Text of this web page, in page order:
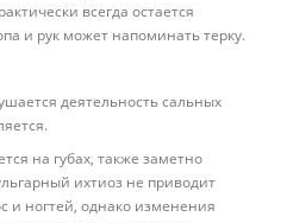
всегда остается
и рук может напоминать терку.
деятельность сальных
на губах, также заметно
ихтиоз не приводит
и ногтей, однако изменения